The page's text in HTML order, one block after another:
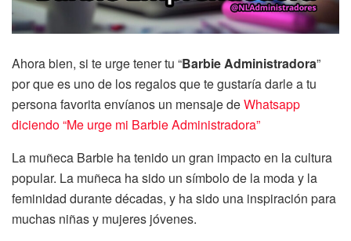
Ahora bien, si te urge tener tu “BarbieAdministradora”
por que es uno de los regalos que te gustaría darle a tu
persona favorita envíanos un mensaje deWhatsapp
diciendo “Me urge mi Barbie Administradora”
La muñeca Barbie ha tenido un gran impacto en la cultura
popular. La muñeca ha sido un símbolo de la moda y la
feminidad durante décadas, y ha sido una inspiración para
muchas niñas y mujeres jóvenes.